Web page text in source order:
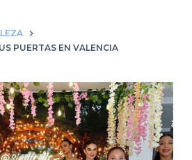
PUERTAS EN VALENCIA